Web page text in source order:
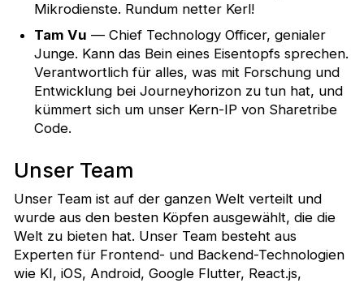
Bezahlung
Erste Schritte
Andere nützliche Dinge
Mikrodienste. Rundum netter Kerl!
Tam Vu — Chief Technology Officer, genialer
Junge. Kann das Bein eines Eisentopfs sprechen.
Verantwortlich für alles, was mit Forschung und
Entwicklung bei Journeyhorizon zu tun hat, und
kümmert sich um unser Kern-IP von Sharetribe
Code.
Unser Team
Unser Team ist auf der ganzen Welt verteilt und
wurde aus den besten Köpfen ausgewählt, die die
Welt zu bieten hat. Unser Team besteht aus
Experten für Frontend- und Backend-Technologien
wie KI, iOS, Android, Google Flutter, React.js,